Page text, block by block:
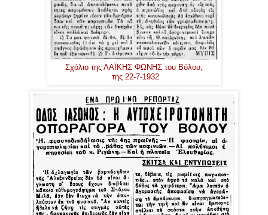
Σχόλιο της ΛΑΪΚΗΣ ΦΩΝΗΣ του Βόλου,
της 22-7-1932